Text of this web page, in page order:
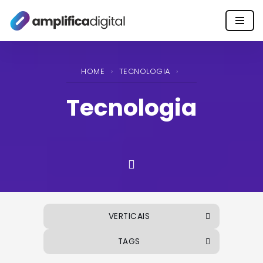
Pular
HOME › TECNOLOGIA ›
Tecnologia
VERTICAIS
TAGS